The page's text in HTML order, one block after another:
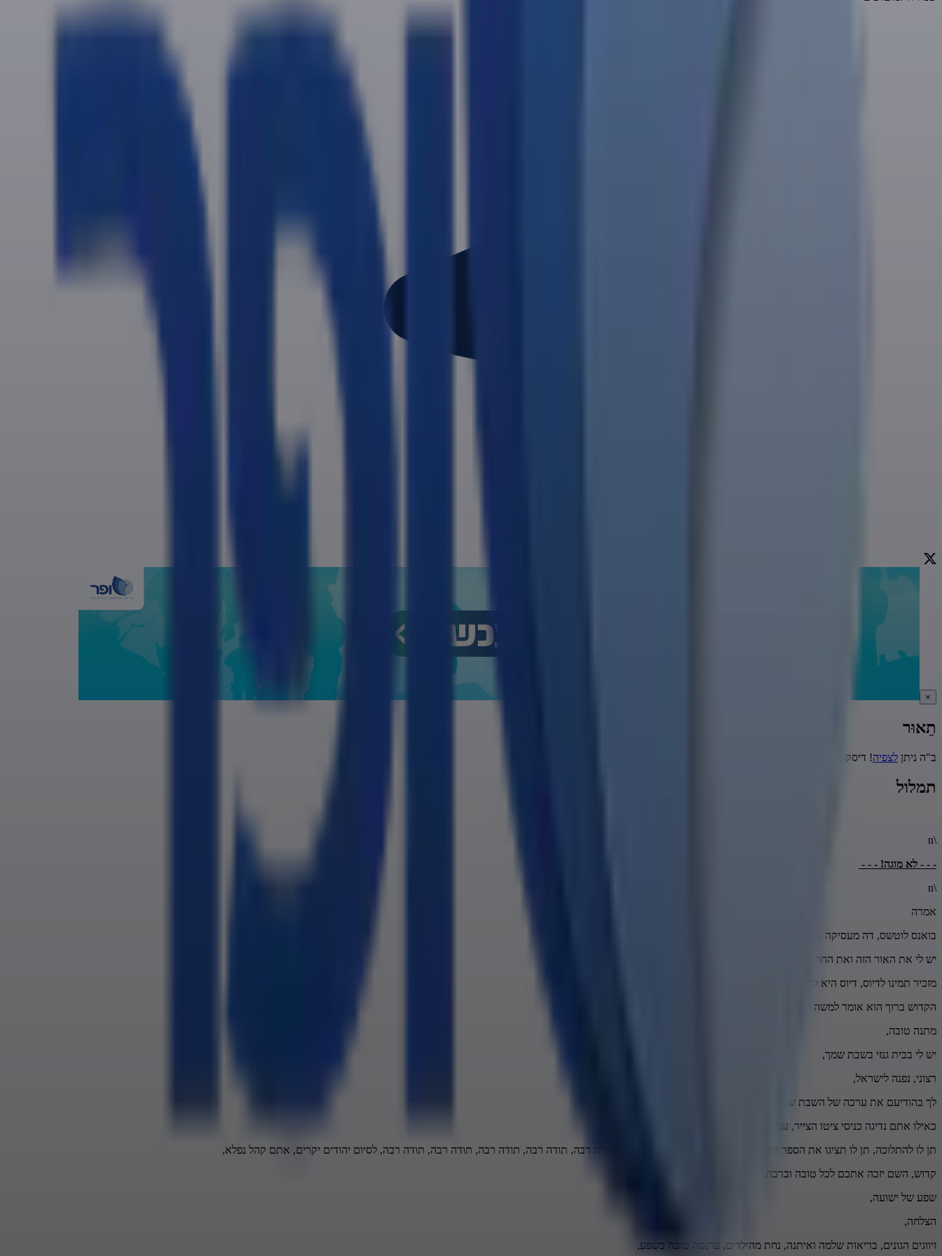
×
תֵאוּר
ב"ה ניתן לצפיה! דיסק מס' 104.
תמלול
\n
- - - לא מוגה! - - -
\n
אמרה
בואנס לוטשס, דה מעסיקה ביירוס
יש לי את האור הזה ואת החושך הזה
מזכיר תמינו לדיוס, דיוס היא לתורה
הקדוש ברוך הוא אומר למשה רבנו, משה,
מתנה טובה,
יש לי בבית גנזי בשבת שמך,
רצוני, נפנה לישראל,
לך בהודיעם את ערכה של השבת שלא ימכרו אותה בזול.
כאילו אתם נדיגה כניסי ציטו הצייר, עמי מבוסם מוצל התורה,
תן לו להתלוכה, תן לו תציגו את הספר הימלי, תציגו את הרנטי שבא, תוך אבו, תודה רבה, תודה רבה, תודה רבה, תודה רבה, תודה רבה, לסיום יהודים יקרים, אתם קהל נפלא,
קדוש, השם יזכה אתכם לכל טובה וברכה,
שפע של ישועה,
הצלחה,
זיווגים הגונים, בריאות שלמה ואיתנה, נחת מהילדים, פרנסה טובה בשפע,